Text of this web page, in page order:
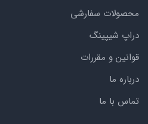
محصولات سفارشی
دراپ شیپینگ
قوانین و مقررات
درباره ما
تماس با ما